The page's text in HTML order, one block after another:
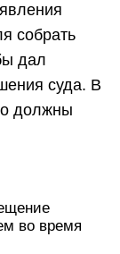
собрать
дал
суда. В
должны
во время